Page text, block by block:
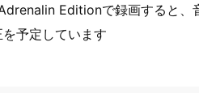
Editionで録画すると、
予定しています